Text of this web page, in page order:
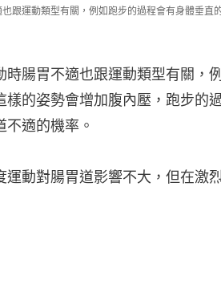
跟運動類型有關，例如跑步的過程會有身體垂直
時腸胃不適也跟運動類型有關，
樣的姿勢會增加腹內壓，跑步的
不適的機率。
運動對腸胃道影響不大，但在激